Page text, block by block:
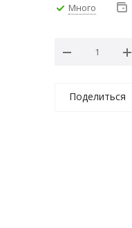
Много
Поделиться